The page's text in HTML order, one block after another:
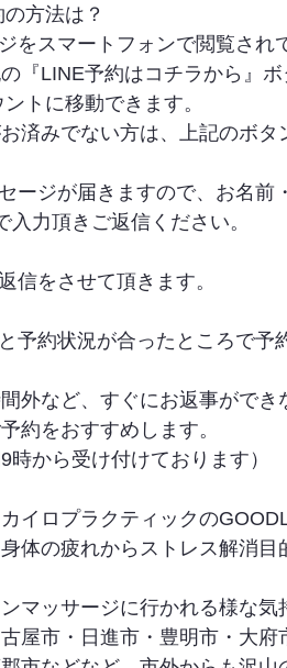
方法は？
をスマートフォンで閲覧され
『LINE予約はコチラから』
トに移動できます。
お済みでない方は、上記のボタ
ージが届きますので、お名前
入力頂きご返信ください。
信をさせて頂きます。
予約状況が合ったところで予
外など、すぐにお返事がで
約をおすすめします。
時から受け付けております）
イロプラクティックの
体の疲れからストレス解消
マッサージに行かれる様な気
屋市・日進市・豊明市・大